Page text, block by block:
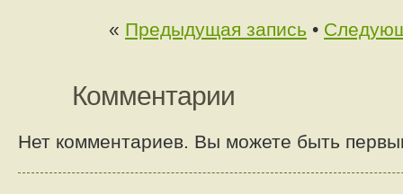
« Предыдущая запись •
Комментарии
Нет комментариев. Вы можете быть